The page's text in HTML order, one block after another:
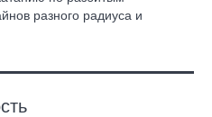
разного радиуса и